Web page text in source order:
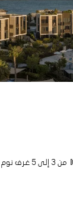
من 3 إلى 5 غرف نوم